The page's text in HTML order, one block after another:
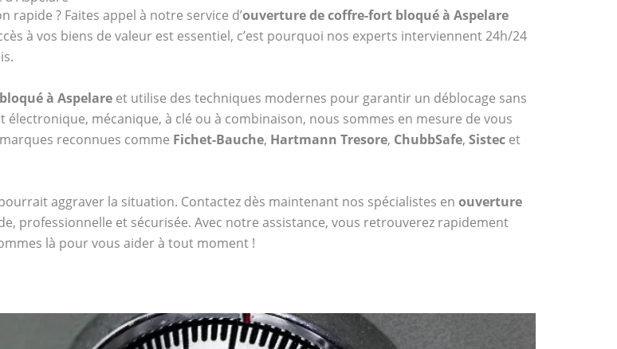
? Faites appel à notre service d’ouverture de coffre-fort bloqué à Aspelare
à vos biens de valeur est essentiel, c’est pourquoi nos experts interviennent 24h/24
à Aspelare et utilise des techniques modernes pour garantir un déblocage sans
mécanique, à clé ou à combinaison, nous sommes en mesure de vous
reconnues comme Fichet-Bauche, Hartmann Tresore, ChubbSafe, Sistec et
aggraver la situation. Contactez dès maintenant nos spécialistes en ouverture
professionnelle et sécurisée. Avec notre assistance, vous retrouverez rapidement
là pour vous aider à tout moment !